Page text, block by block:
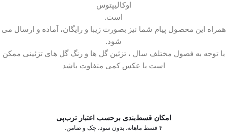
اوکالیپتوس
است.
همراه این محصول پیام شما نیز بصورت زیبا و رایگان، آماده و ارسال می
شود.
با توجه به فصول مختلف سال ، تزئین گل ها و رنگ گل های تزئینی ممکن
است با عکس کمی متفاوت باشد
امکان قسط‌بندی برحسب اعتبار ترب‌پی
۴ قسط ماهانه. بدون سود، چک و ضامن.